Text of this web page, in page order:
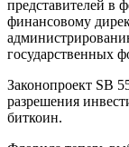
представителей в
финансовому
государственных
Законопроект SB
разрешения
биткоин.